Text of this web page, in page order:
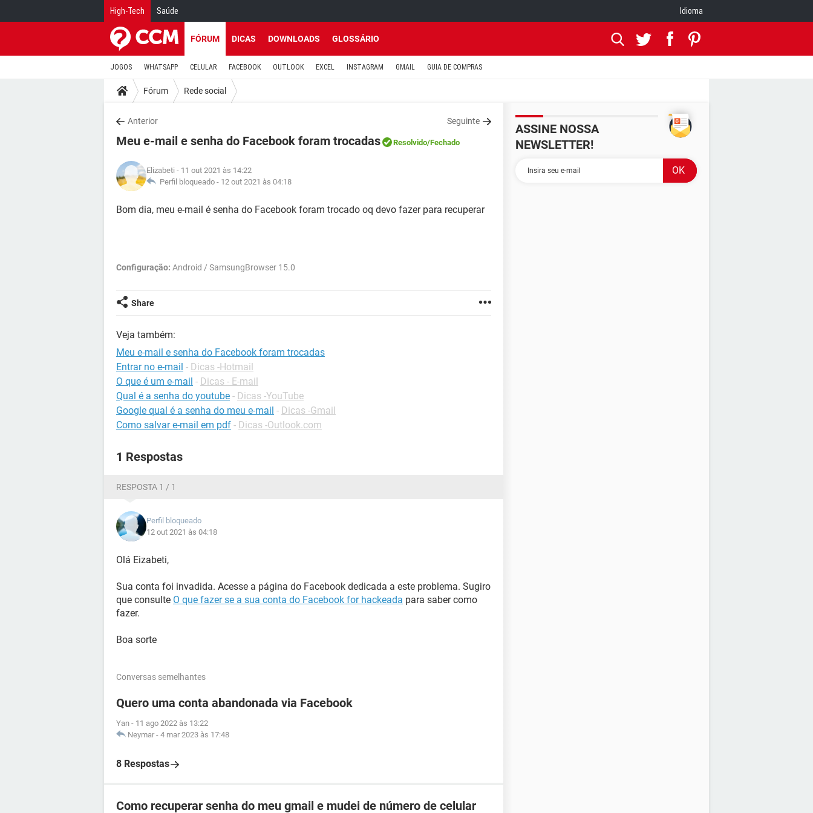
High-Tech Saúde Idioma
FÓRUM DICAS DOWNLOADS GLOSSÁRIO
JOGOS WHATSAPP CELULAR FACEBOOK OUTLOOK EXCEL INSTAGRAM GMAIL GUIA DE COMPRAS
Fórum Rede social
Anterior Seguinte
Meu e-mail e senha do Facebook foram trocadas Resolvido/Fechado
Elizabeti - 11 out 2021 às 14:22
Perfil bloqueado - 12 out 2021 às 04:18
Bom dia, meu e-mail é senha do Facebook foram trocado oq devo fazer para recuperar
Configuração: Android / SamsungBrowser 15.0
Share
Veja também:
Meu e-mail e senha do Facebook foram trocadas
Entrar no e-mail - Dicas -Hotmail
O que é um e-mail - Dicas - E-mail
Qual é a senha do youtube - Dicas -YouTube
Google qual é a senha do meu e-mail - Dicas -Gmail
Como salvar e-mail em pdf - Dicas -Outlook.com
1 Respostas
RESPOSTA 1 / 1
Perfil bloqueado
12 out 2021 às 04:18
Olá Eizabeti,
Sua conta foi invadida. Acesse a página do Facebook dedicada a este problema. Sugiro
que consulte O que fazer se a sua conta do Facebook for hackeada para saber como
fazer.
Boa sorte
Conversas semelhantes
Quero uma conta abandonada via Facebook
Yan - 11 ago 2022 às 13:22
Neymar - 4 mar 2023 às 17:48
8 Respostas
Como recuperar senha do meu gmail e mudei de número de celular
ASSINE NOSSA
NEWSLETTER!